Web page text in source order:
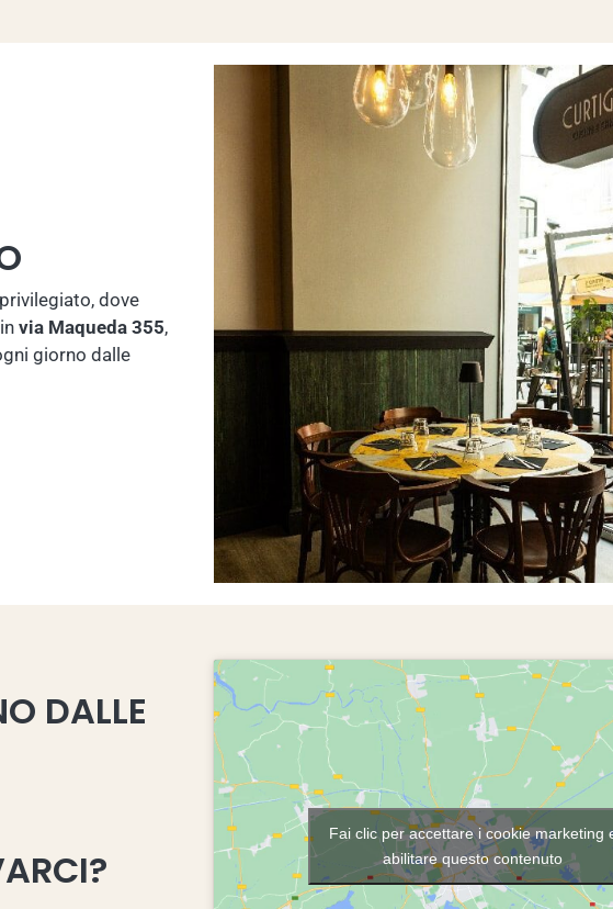
dove
via Maqueda 355,
giorno dalle
DALLE
Fai clic per accettare i cookie marketing
abilitare questo contenuto